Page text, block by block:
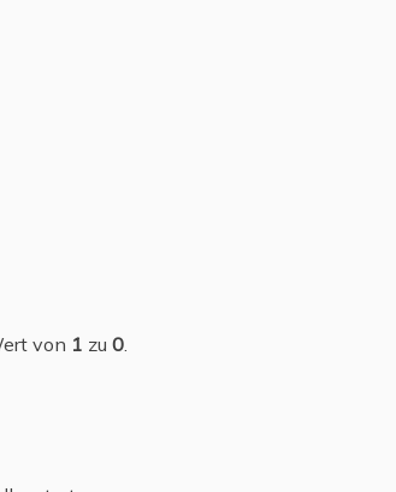
von 1 zu 0.